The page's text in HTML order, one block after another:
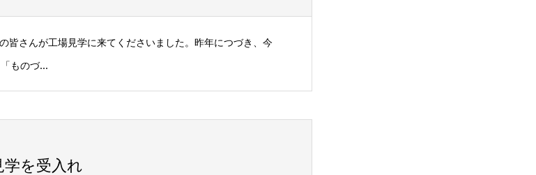
さんが工場見学に来てくださいました。昨年につづき、今
ものづ...
学を受入れ